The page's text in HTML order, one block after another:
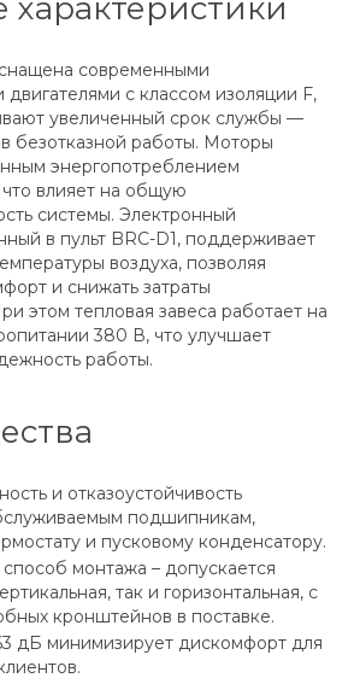
современными
с классом изоляции F,
увеличенный срок службы —
безотказной работы. Моторы
энергопотреблением
влияет на общую
системы. Электронный
в пульт BRC-D1, поддерживает
воздуха, позволяя
и снижать затраты
этом тепловая завеса работает на
380 В, что улучшает
работы.
и отказоустойчивость
подшипникам,
и пусковому конденсатору.
монтажа – допускается
так и горизонтальная, с
кронштейнов в поставке.
дБ минимизирует дискомфорт для